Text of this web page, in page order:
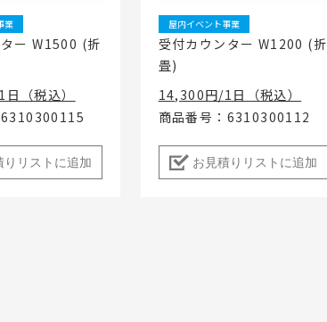
業
ー W1500 (折
（税込）
りリストに追加
屋内イベント事業
受付カウンター W1200 (折
畳)
14,300円/1日（税込）
商品番号：6310300112
お見積りリストに追加